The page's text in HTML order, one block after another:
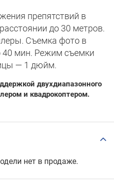
препятствий в
до 30 метров.
Съемка фото в
40 мин. Режим съемки
— 1 дюйм.
двухдиапазонного
и квадрокоптером.
нет в продаже.